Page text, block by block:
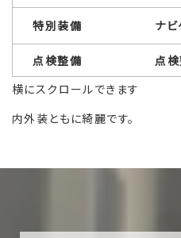
特別装備 ナビゲーシ
点検整備 点検整備有
横にスクロールできます
内外装ともに綺麗です。